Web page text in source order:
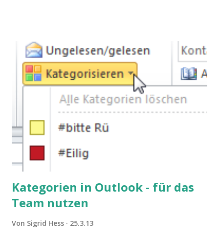
Kategorien in Outlook - für das
Team nutzen
Von Sigrid Hess 25.3.13